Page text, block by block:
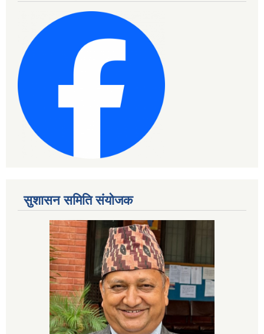
सुशासन समिति संयोजक